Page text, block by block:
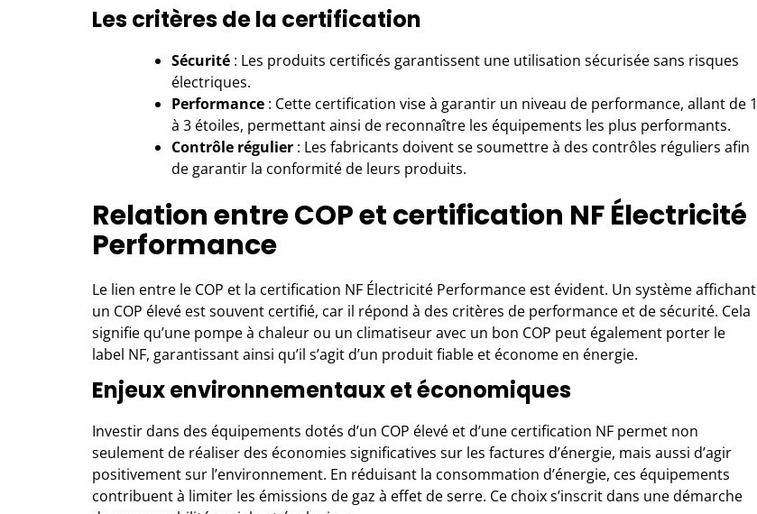
Les critères de la certification
Sécurité : Les produits certificés garantissent une utilisation sécurisée sans risques
électriques.
Performance : Cette certification vise à garantir un niveau de performance, allant de 1
à 3 étoiles, permettant ainsi de reconnaître les équipements les plus performants.
Contrôle régulier : Les fabricants doivent se soumettre à des contrôles réguliers afin
de garantir la conformité de leurs produits.
Relation entre COP et certification NF Électricité
Performance
Le lien entre le COP et la certification NF Électricité Performance est évident. Un système affichant
un COP élevé est souvent certifié, car il répond à des critères de performance et de sécurité. Cela
signifie qu’une pompe à chaleur ou un climatiseur avec un bon COP peut également porter le
label NF, garantissant ainsi qu’il s’agit d’un produit fiable et économe en énergie.
Enjeux environnementaux et économiques
Investir dans des équipements dotés d’un COP élevé et d’une certification NF permet non
seulement de réaliser des économies significatives sur les factures d’énergie, mais aussi d’agir
positivement sur l’environnement. En réduisant la consommation d’énergie, ces équipements
contribuent à limiter les émissions de gaz à effet de serre. Ce choix s’inscrit dans une démarche